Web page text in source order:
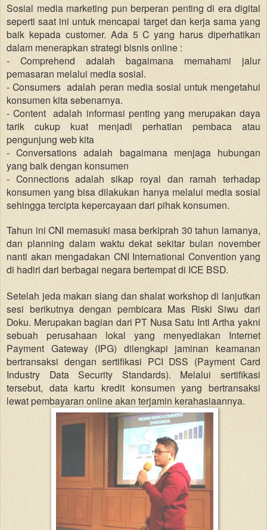
Sosial media marketing pun berperan penting di era digital
seperti saat ini untuk mencapai target dan kerja sama yang
baik kepada customer. Ada 5 C yang harus diperhatikan
dalam menerapkan strategi bisnis online :
- Comprehend adalah bagaimana memahami jalur
pemasaran melalui media sosial.
- Consumers adalah peran media sosial untuk mengetahui
konsumen kita sebenarnya.
- Content adalah informasi penting yang merupakan daya
tarik cukup kuat menjadi perhatian pembaca atau
pengunjung web kita
- Conversations adalah bagaimana menjaga hubungan
yang baik dengan konsumen
- Connections adalah sikap royal dan ramah terhadap
konsumen yang bisa dilakukan hanya melalui media sosial
sehingga tercipta kepercayaan dari pihak konsumen.
Tahun ini CNI memasuki masa berkiprah 30 tahun lamanya,
dan planning dalam waktu dekat sekitar bulan november
nanti akan mengadakan CNI International Convention yang
di hadiri dari berbagai negara bertempat di ICE BSD.
Setelah jeda makan siang dan shalat workshop di lanjutkan
sesi berikutnya dengan pembicara Mas Riski Siwu dari
Doku. Merupakan bagian dari PT Nusa Satu Inti Artha yakni
sebuah perusahaan lokal yang menyediakan Internet
Payment Gateway (IPG) dilengkapi jaminan keamanan
bertransaksi dengan sertifikasi PCI DSS (Payment Card
Industry Data Security Standards). Melalui sertifikasi
tersebut, data kartu kredit konsumen yang bertransaksi
lewat pembayaran online akan terjamin kerahasiaannya.